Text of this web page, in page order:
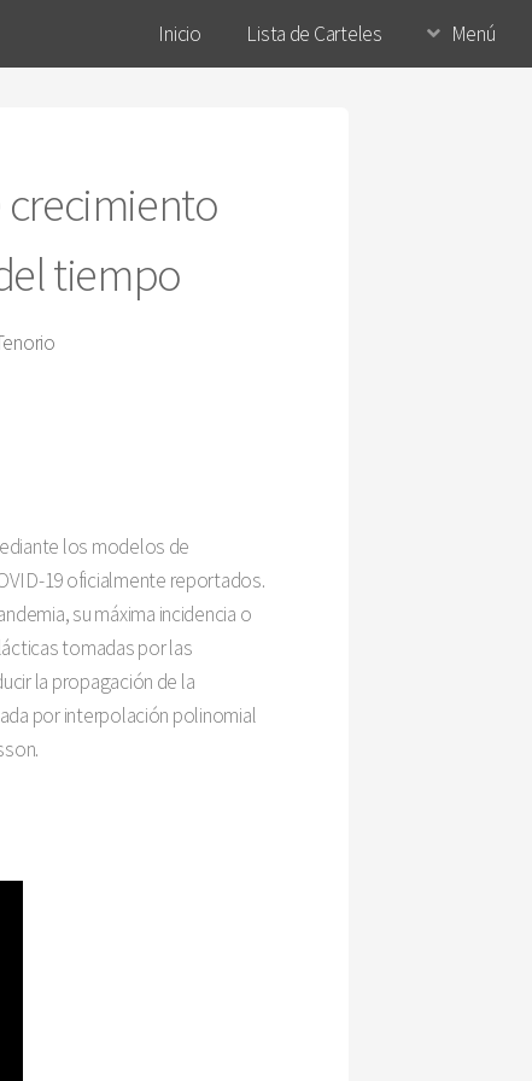
Inicio Lista de Carteles Menú
crecimiento
tiempo
los modelos de
19 oficialmente reportados.
su máxima incidencia o
tomadas por las
la propagación de la
por interpolación polinomial